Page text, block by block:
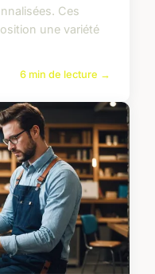
Ces
une variété
6 min de lecture →